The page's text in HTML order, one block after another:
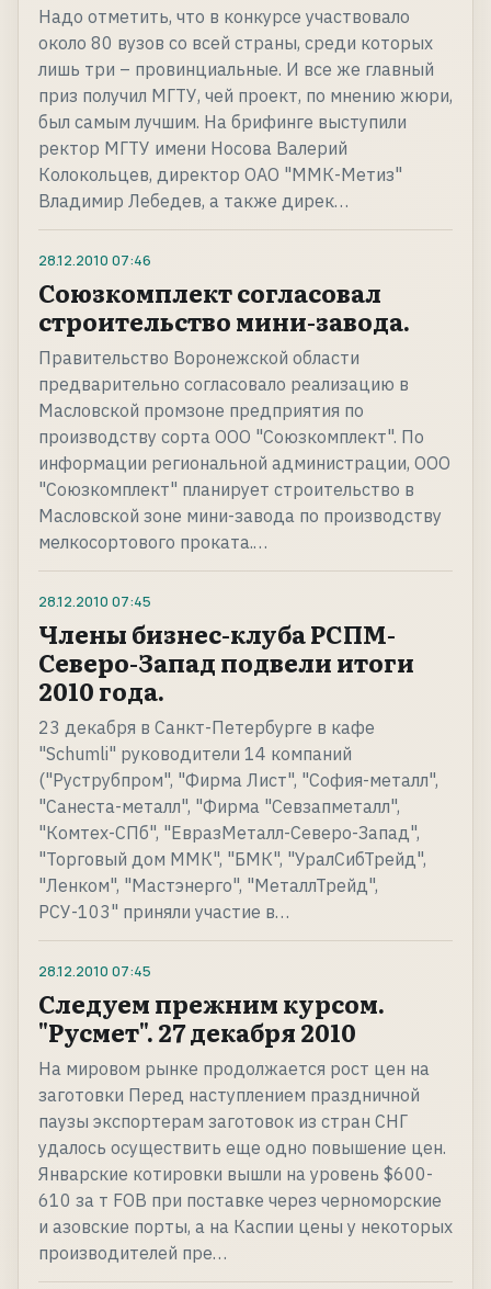
Надо отметить, что в конкурсе участвовало
около 80 вузов со всей страны, среди которых
лишь три – провинциальные. И все же главный
приз получил МГТУ, чей проект, по мнению жюри,
был самым лучшим. На брифинге выступили
ректор МГТУ имени Носова Валерий
Колокольцев, директор ОАО "ММК-Метиз"
Владимир Лебедев, а также дирек…
28.12.2010 07:46
Союзкомплект согласовал
строительство мини-завода.
Правительство Воронежской области
предварительно согласовало реализацию в
Масловской промзоне предприятия по
производству сорта ООО "Союзкомплект". По
информации региональной администрации, ООО
"Союзкомплект" планирует строительство в
Масловской зоне мини-завода по производству
мелкосортового проката.…
28.12.2010 07:45
Члены бизнес-клуба РСПМ-
Северо-Запад подвели итоги
2010 года.
23 декабря в Санкт-Петербурге в кафе
"Schumli" руководители 14 компаний
("Руструбпром", "Фирма Лист", "София-металл",
"Санеста-металл", "Фирма "Севзапметалл",
"Комтех-СПб", "ЕвразМеталл-Северо-Запад",
"Торговый дом ММК", "БМК", "УралСибТрейд",
"Ленком", "Мастэнерго", "МеталлТрейд",
РСУ-103" приняли участие в…
28.12.2010 07:45
Следуем прежним курсом.
"Русмет". 27 декабря 2010
На мировом рынке продолжается рост цен на
заготовки Перед наступлением праздничной
паузы экспортерам заготовок из стран СНГ
удалось осуществить еще одно повышение цен.
Январские котировки вышли на уровень $600-
610 за т FOB при поставке через черноморские
и азовские порты, а на Каспии цены у некоторых
производителей пре…